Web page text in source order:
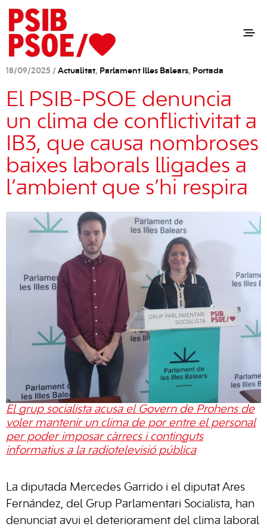
18/09/2025 / Actualitat, Parlament Illes Balears, Portada
El PSIB-PSOE denuncia
un clima de conflictivitat a
IB3, que causa nombroses
baixes laborals lligades a
l’ambient que s’hi respira
El grup socialista acusa el Govern de Prohens de
voler mantenir un clima de por entre el personal
per poder imposar càrrecs i continguts
informatius a la radiotelevisió pública
La diputada Mercedes Garrido i el diputat Ares
Fernández, del Grup Parlamentari Socialista, han
denunciat avui el deteriorament del clima laboral